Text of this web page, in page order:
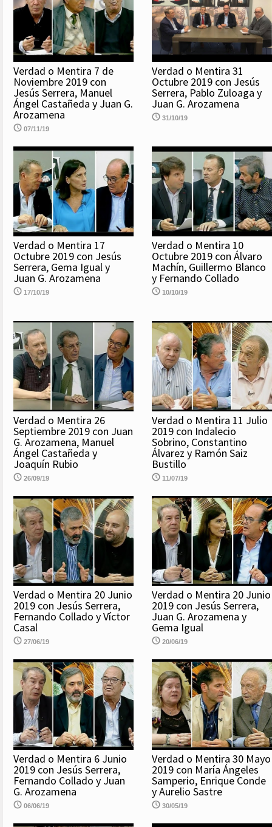
Verdad o Mentira 7 de
Noviembre 2019 con
Jesús Serrera, Manuel
Ángel Castañeda y Juan G.
Arozamena
07/11/19
Verdad o Mentira 31
Octubre 2019 con Jesús
Serrera, Pablo Zuloaga y
Juan G. Arozamena
31/10/19
Verdad o Mentira 17
Octubre 2019 con Jesús
Serrera, Gema Igual y
Juan G. Arozamena
17/10/19
Verdad o Mentira 10
Octubre 2019 con Álvaro
Machín, Guillermo Blanco
y Fernando Collado
10/10/19
Verdad o Mentira 26
Septiembre 2019 con Juan
G. Arozamena, Manuel
Ángel Castañeda y
Joaquín Rubio
26/09/19
Verdad o Mentira 11 Julio
2019 con Indalecio
Sobrino, Constantino
Álvarez y Ramón Saiz
Bustillo
11/07/19
Verdad o Mentira 20 Junio
2019 con Jesús Serrera,
Fernando Collado y Víctor
Casal
27/06/19
Verdad o Mentira 20 Junio
2019 con Jesús Serrera,
Juan G. Arozamena y
Gema Igual
20/06/19
Verdad o Mentira 6 Junio
2019 con Jesús Serrera,
Fernando Collado y Juan
G. Arozamena
06/06/19
Verdad o Mentira 30 Mayo
2019 con María Ángeles
Samperio, Enrique Conde
y Aurelio Sastre
30/05/19